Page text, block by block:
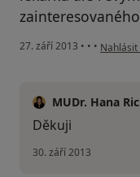
27. září 2013 • • • podle
MUDr. Hana
Děkuji
30. září 2013